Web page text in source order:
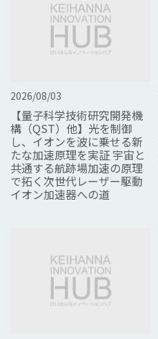
2026/08/03
【量子科学技術研究開発機
構（QST）他】光を制御
し、イオンを波に乗せる新
たな加速原理を実証 宇宙と
共通する航跡場加速の原理
で拓く次世代レーザー駆動
イオン加速器への道